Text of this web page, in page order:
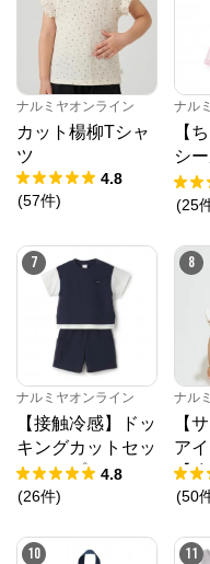
ナルミヤオンライン
カット楊柳Tシャ
ツ
4.8
(57件)
ナル
【
シ
ゃん
(25
7
ナルミヤオンライン
【接触冷感】ドッ
キングカットセッ
トアップ
4.8
(26件)
8
ナル
【
ア
【
ッ
(50
10 11
ナル
※外
ナルミヤオ
ナルミヤオンライン
ゾピアノ、プティマ
ミニ等、全ブランド